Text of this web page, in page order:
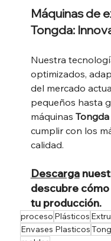
Máquinas de
Tongda:
Nuestra
optimizados,
del mercado
pequeños hasta
máquinas Tongda
cumplir con los
calidad.
Descarga
descubre
tu producción.
proceso Plásticos
Envases Plasticos